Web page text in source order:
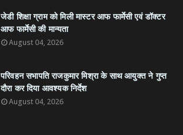
जेडी शिक्षा ग्राम को मिली मास्टर आफ फार्मेसी एवं डॉक्टर
आफ फार्मेसी की मान्यता
August 04, 2026
परिवहन सभापति राजकुमार मिश्रा के साथ आयुक्त ने गुप्त
दौरा कर दिया आवश्यक निर्देश
August 04, 2026